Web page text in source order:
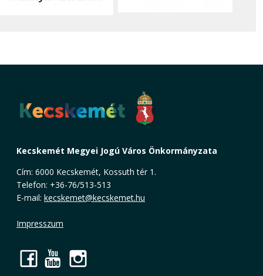
Kecskemét Megyei Jogú Város Önkormányzata
Cím: 6000 Kecskemét, Kossuth tér 1.
Telefon: +36-76/513-513
E-mail: kecskemet@kecskemet.hu
Impresszum
Facebook
YouTube